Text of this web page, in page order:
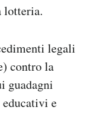
lotteria.
legali
contro la
guadagni
e